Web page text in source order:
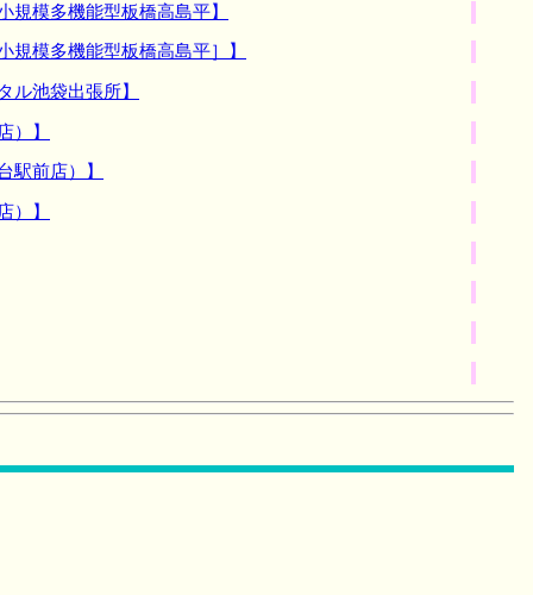
模多機能型板橋高島平】
模多機能型板橋高島平］】
池袋出張所】
）】
前店）】
）】